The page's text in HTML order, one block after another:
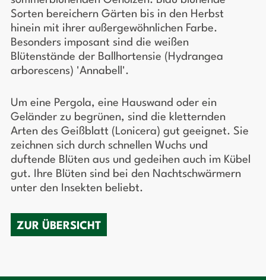
Sorten bereichern Gärten bis in den Herbst
hinein mit ihrer außergewöhnlichen Farbe.
Besonders imposant sind die weißen
Blütenstände der Ballhortensie (Hydrangea
arborescens) 'Annabell'.
Um eine Pergola, eine Hauswand oder ein
Geländer zu begrünen, sind die kletternden
Arten des Geißblatt (Lonicera) gut geeignet. Sie
zeichnen sich durch schnellen Wuchs und
duftende Blüten aus und gedeihen auch im Kübel
gut. Ihre Blüten sind bei den Nachtschwärmern
unter den Insekten beliebt.
ZUR ÜBERSICHT